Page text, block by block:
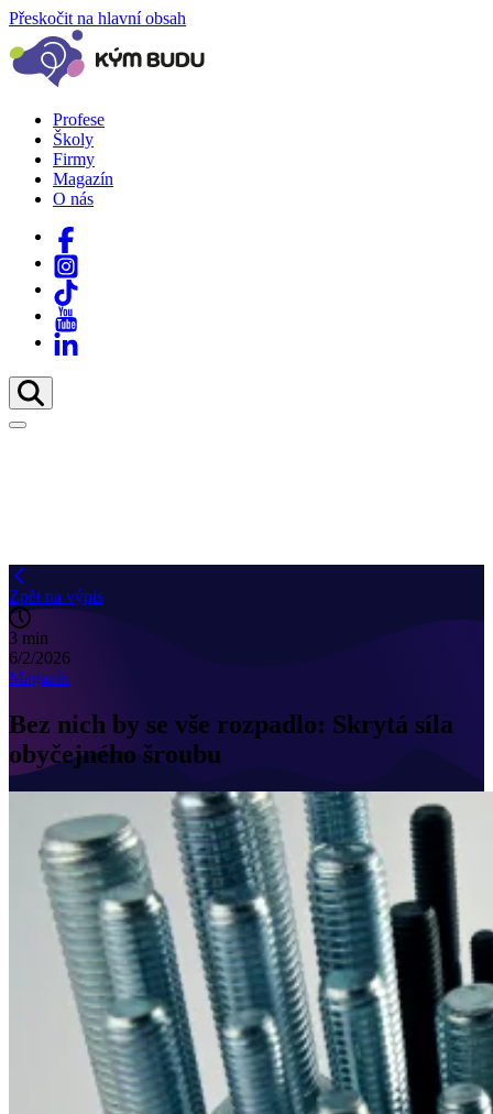
Přeskočit na hlavní obsah
Profese
Školy
Firmy
Magazín
O nás
Zpět na výpis
3 min
6/2/2026
Magazín
Bez nich by se vše rozpadlo: Skrytá síla
obyčejného šroubu